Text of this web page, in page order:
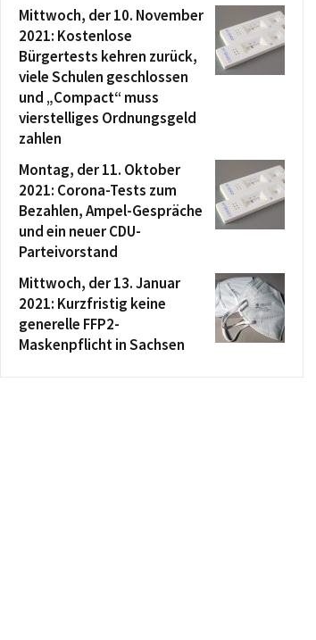
Mittwoch, der 10. November
2021: Kostenlose
Bürgertests kehren zurück,
viele Schulen geschlossen
und „Compact“ muss
vierstelliges Ordnungsgeld
zahlen
Montag, der 11. Oktober
2021: Corona-Tests zum
Bezahlen, Ampel-Gespräche
und ein neuer CDU-
Parteivorstand
Mittwoch, der 13. Januar
2021: Kurzfristig keine
generelle FFP2-
Maskenpflicht in Sachsen